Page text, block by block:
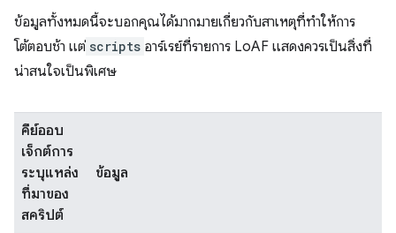
ข้อมูลทั้งหมดนี้จะบอกคุณได้มากมายเกี่ยวกับสาเหตุที่ทำให้การ
โต้ตอบช้า แต่ scripts อาร์เรย์ที่รายการ LoAF แสดงควรเป็นสิ่งที่
น่าสนใจเป็นพิเศษ
คีย์ออบ
เจ็กต์การ
ระบุแหล่ง
ที่มาของ
สคริปต์
ข้อมูล